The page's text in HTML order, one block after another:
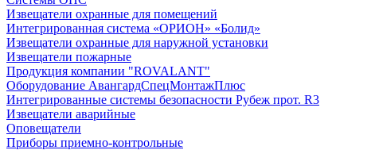
Извещатели охранные для помещений
Интегрированная система «ОРИОН» «Болид»
Извещатели охранные для наружной установки
Извещатели пожарные
Продукция компании "ROVALANT"
Оборудование АвангардСпецМонтажПлюс
Интегрированные системы безопасности Рубеж прот. R3
Извещатели аварийные
Оповещатели
Приборы приемно-контрольные